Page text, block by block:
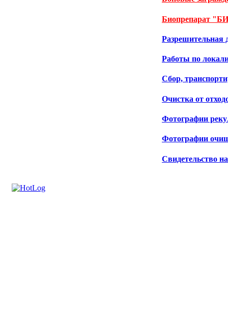
Биопрепарат
Разрешительная
Работы по
Сбор,
Очистка от
Фотографии
Фотографии
Свидетельство